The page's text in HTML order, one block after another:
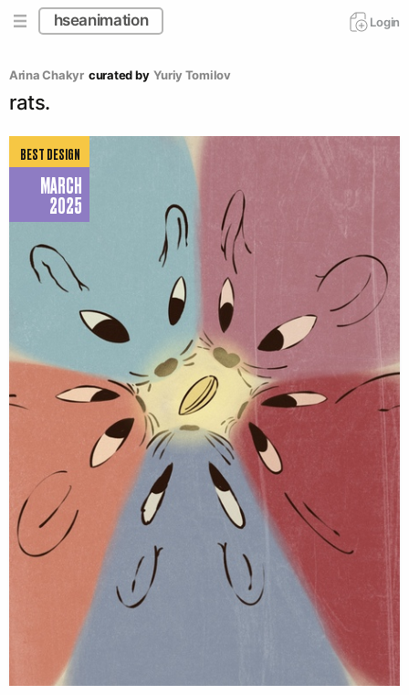
hseanimation Login
Arina Chakyr curated by Yuriy Tomilov
rats.
BEST DESIGN
MARCH
2025